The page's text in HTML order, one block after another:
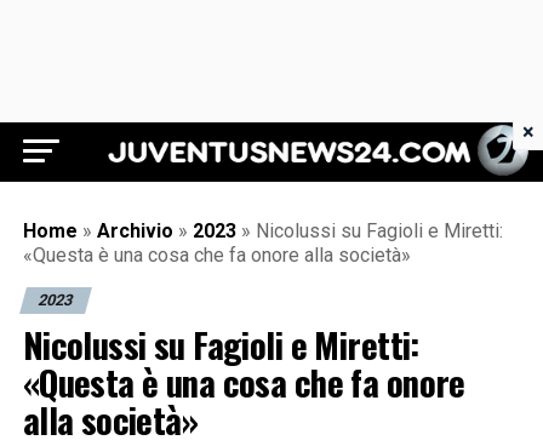
Juventus News 24
Home » Archivio » 2023 » Nicolussi su Fagioli e Miretti:
«Questa è una cosa che fa onore alla società»
2023
Nicolussi su Fagioli e Miretti:
«Questa è una cosa che fa onore
alla società»
×